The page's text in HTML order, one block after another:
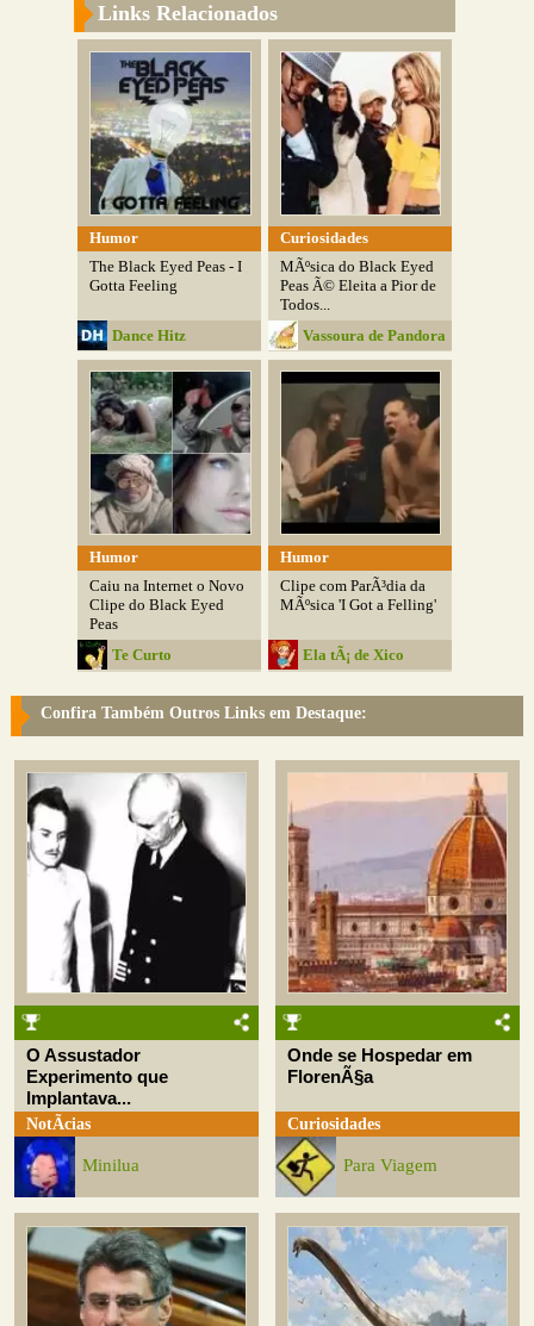
Links Relacionados
Humor
The Black Eyed Peas - I
Gotta Feeling
Dance Hitz
Curiosidades
MÃºsica do Black Eyed
Peas Ã© Eleita a Pior de
Todos...
Vassoura de Pandora
Humor
Caiu na Internet o Novo
Clipe do Black Eyed
Peas
Te Curto
Humor
Clipe com ParÃ³dia da
MÃºsica 'I Got a Felling'
Ela tÃ¡ de Xico
Confira Também Outros Links em Destaque:
O Assustador
Experimento que
Implantava...
NotÃ­cias
Minilua
Onde se Hospedar em
FlorenÃ§a
Curiosidades
Para Viagem